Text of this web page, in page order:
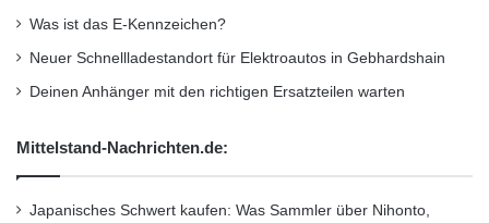
Wärmespeicherkapazität auf, wodurch die
Energie nicht ans Erdreich verloren geht. Eine
präzise Verarbeitung verhindert
Energie und Kosten ein. Die bereits im
Grundpreis enthaltene Statik der Bodenplatte
Was ist das E-Kennzeichen?
Neuer Schnellladestandort für Elektroautos in Gebhardshain
Deinen Anhänger mit den richtigen Ersatzteilen warten
Mittelstand-Nachrichten.de:
Japanisches Schwert kaufen: Was Sammler über Nihonto,